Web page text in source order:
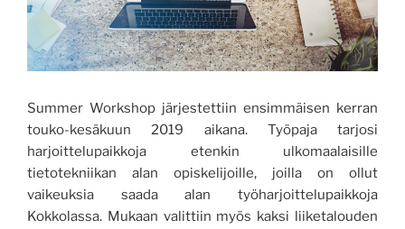
Summer Workshop järjestettiin ensimmäisen kerran
touko-kesäkuun 2019 aikana. Työpaja tarjosi
harjoittelupaikkoja etenkin ulkomaalaisille
tietotekniikan alan opiskelijoille, joilla on ollut
vaikeuksia saada alan työharjoittelupaikkoja
Kokkolassa. Mukaan valittiin myös kaksi liiketalouden